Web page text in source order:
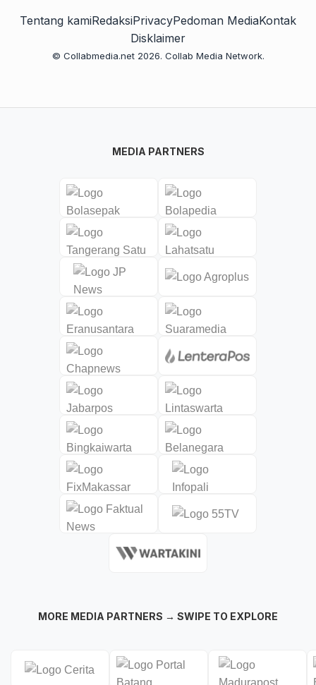
Tentang kamiRedaksiPrivacyPedoman MediaKontak
Disklaimer
© Collabmedia.net 2026. Collab Media Network.
MEDIA PARTNERS
MORE MEDIA PARTNERS → SWIPE TO EXPLORE